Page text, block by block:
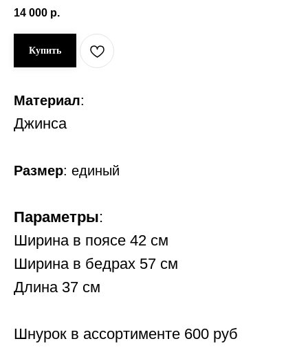
14 000 р.
Купить
Материал:
Джинса
Размер: единый
Параметры:
Ширина в поясе 42 см
Ширина в бедрах 57 см
Длина 37 см
Шнурок в ассортименте 600 руб